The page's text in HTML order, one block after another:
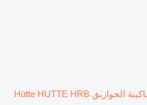
ماكينة الخوازيق Hütte HUTTE HRB